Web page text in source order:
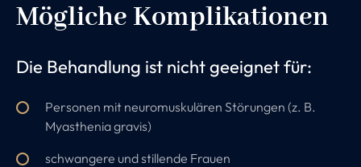
Mögliche Komplikationen
Die Behandlung ist nicht geeignet für:
Personen mit neuromuskulären Störungen (z. B.
Myasthenia gravis)
schwangere und stillende Frauen